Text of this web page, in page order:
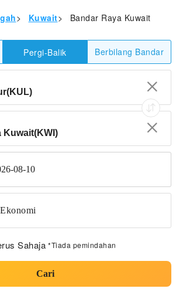
> Kuwait> Bandar Raya Kuwait
Pergi-Balik Berbilang Bandar
08-10
Ekonomi
Sahaja *Tiada pemindahan
Cari